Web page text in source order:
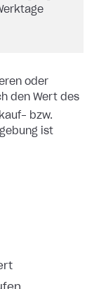
oder
den Wert des
bzw.
ist